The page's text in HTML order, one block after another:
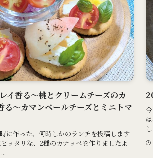
イ香る～桃とクリームチーズのカ
る～カマンベールチーズとミニトマ
に作った、何時しかのランチを投稿します
ッタリな、2種のカナッペを作りましたよ